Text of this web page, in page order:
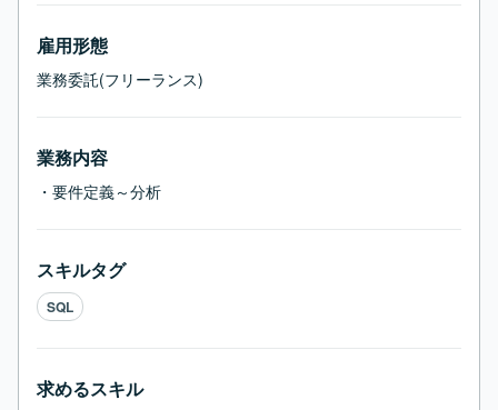
雇用形態
業務委託(フリーランス)
業務内容
・要件定義～分析
スキルタグ
SQL
求めるスキル